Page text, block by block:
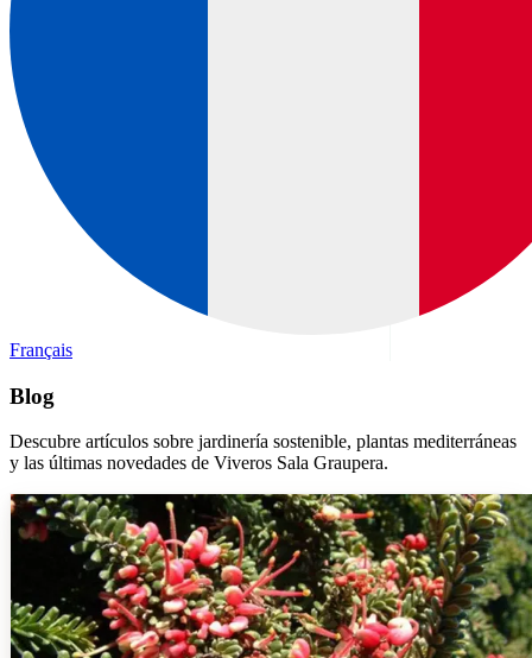
Français
Blog
Descubre artículos sobre jardinería sostenible, plantas mediterráneas
y las últimas novedades de Viveros Sala Graupera.